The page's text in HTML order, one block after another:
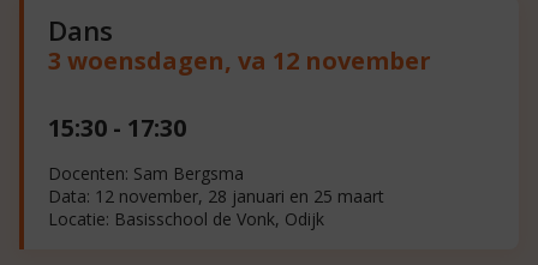
Dans
3 woensdagen, va 12 november
15:30 - 17:30
Docenten: Sam Bergsma
Data: 12 november, 28 januari en 25 maart
Locatie: Basisschool de Vonk, Odijk